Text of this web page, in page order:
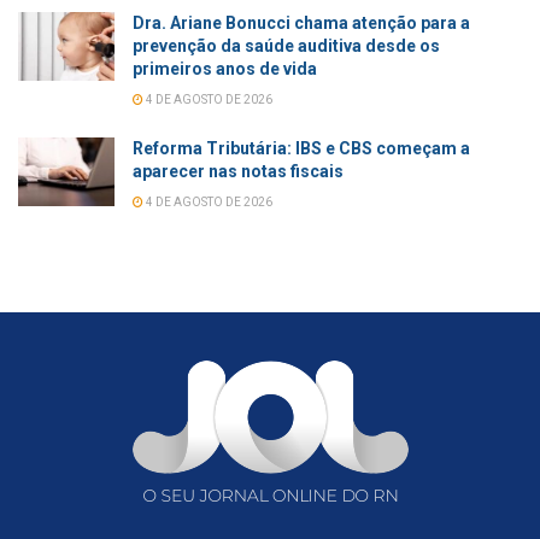
Dra. Ariane Bonucci chama atenção para a
prevenção da saúde auditiva desde os
primeiros anos de vida
4 DE AGOSTO DE 2026
Reforma Tributária: IBS e CBS começam a
aparecer nas notas fiscais
4 DE AGOSTO DE 2026